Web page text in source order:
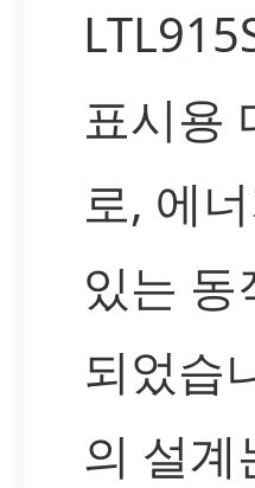
표시용
로, 에
있는
되었습
의 설계